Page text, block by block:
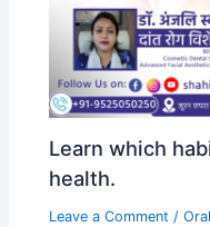
Learn which
health.
Leave a Comment /